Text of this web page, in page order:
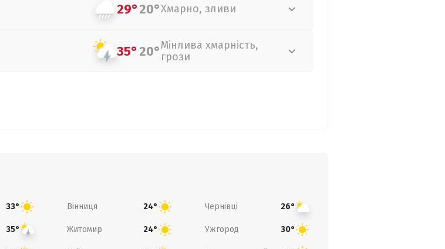
29°20°Хмарно, зливи
35°20°Мінлива хмарність,
грози
33° Вінниця 24° Чернівці 26°
35° Житомир 24° Ужгород 30°